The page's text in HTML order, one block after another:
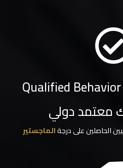
Qualified
معتمد دولي
الحاصلين على درجةالماجستير